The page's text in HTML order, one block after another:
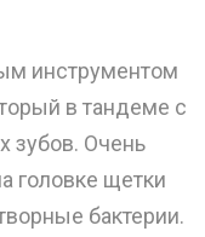
инструментом
в тандеме с
зубов. Очень
головке щетки
бактерии.